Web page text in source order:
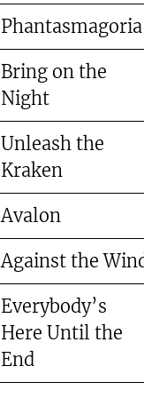
Phantasmagoria
Bring on the
Night
Unleash the
Kraken
Avalon
Against the
Everybody’s
Here Until the
End